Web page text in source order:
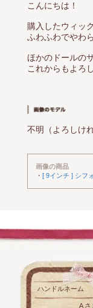
こんにちは！
購入したウィッ
ふわふわでやわ
ほかのドールの
これからもよろ
不明（よろしけ
画像の商品
・ [ 9インチ ] シフ
ハンドルネーム
A さ